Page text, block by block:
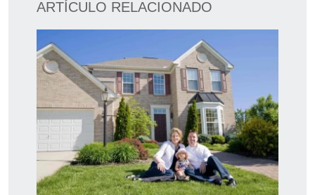
ARTÍCULO RELACIONADO